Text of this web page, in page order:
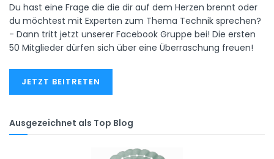
Du hast eine Frage die die dir auf dem Herzen brennt oder
du möchtest mit Experten zum Thema Technik sprechen?
- Dann tritt jetzt unserer Facebook Gruppe bei! Die ersten
50 Mitglieder dürfen sich über eine Überraschung freuen!
JETZT BEITRETEN
Ausgezeichnet als Top Blog